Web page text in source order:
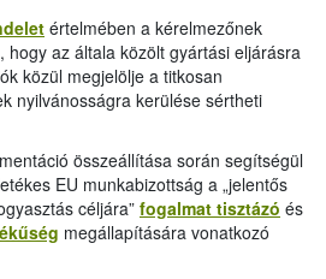
értelmében a kérelmezőnek
hogy az általa közölt gyártási eljárásra
közül megjelölje a titkosan
nyilvánosságra kerülése sértheti
összeállítása során segítségül
EU munkabizottság a „jelentős
céljára” fogalmat tisztázó és
megállapítására vonatkozó